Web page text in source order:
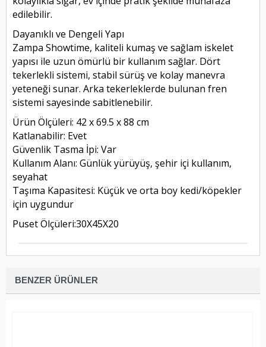
edilebilir.
Dayanıklı ve Dengeli Yapı
Zampa Showtime, kaliteli kumaş ve sağlam iskelet
yapısı ile uzun ömürlü bir kullanım sağlar. Dört
tekerlekli sistemi, stabil sürüş ve kolay manevra
yeteneği sunar. Arka tekerleklerde bulunan fren
sistemi sayesinde sabitlenebilir.
Ürün Ölçüleri: 42 x 69.5 x 88 cm
Katlanabilir: Evet
Güvenlik Tasma İpi: Var
Kullanım Alanı: Günlük yürüyüş, şehir içi kullanım,
seyahat
Taşıma Kapasitesi: Küçük ve orta boy kedi/köpekler
için uygundur
Puset Ölçüleri:30X45X20
BENZER ÜRÜNLER